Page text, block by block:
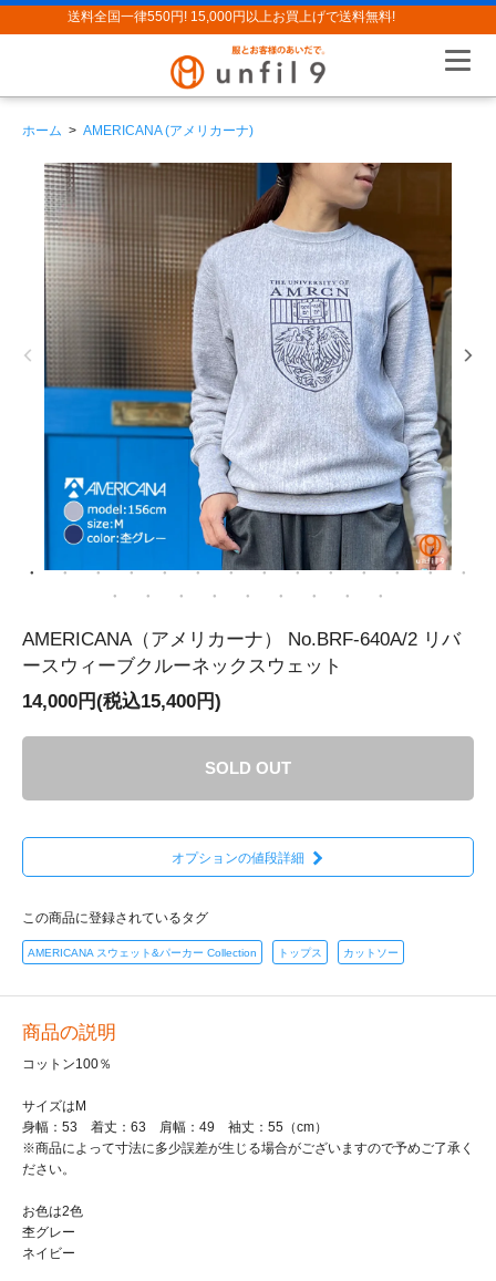
送料全国一律550円! 15,000円以上お買上げで送料無料!
ホーム > AMERICANA (アメリカーナ)
AMERICANA（アメリカーナ） No.BRF-640A/2 リバ
ースウィーブクルーネックスウェット
14,000円(税込15,400円)
SOLD OUT
オプションの値段詳細
この商品に登録されているタグ
AMERICANA スウェット&パーカー Collection トップス カットソー
商品の説明
コットン100％
サイズはM
身幅：53 着丈：63 肩幅：49 袖丈：55（cm）
※商品によって寸法に多少誤差が生じる場合がございますので予めご了承く
ださい。
お色は2色
杢グレー
ネイビー